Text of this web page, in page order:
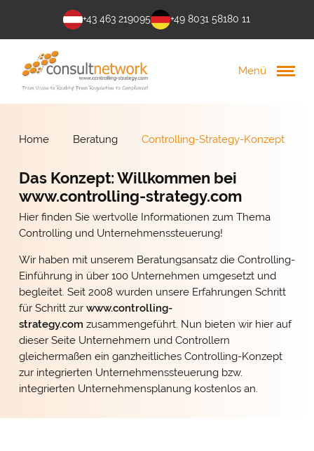
+43 463 219095 +49 8031 58180 11
Menü
Home Beratung Controlling-Strategy-Konzept
Das Konzept: Willkommen bei
www.controlling-strategy.com
Hier finden Sie wertvolle Informationen zum Thema
Controlling und Unternehmenssteuerung!
Wir haben mit unserem Beratungsansatz die Controlling-
Einführung in über 100 Unternehmen umgesetzt und
begleitet. Seit 2008 wurden unsere Erfahrungen Schritt
für Schritt zur www.controlling-
strategy.com zusammengeführt. Nun bieten wir hier auf
dieser Seite Unternehmern und Controllern
gleichermaßen ein ganzheitliches Controlling-Konzept
zur integrierten Unternehmenssteuerung bzw.
integrierten Unternehmensplanung kostenlos an.